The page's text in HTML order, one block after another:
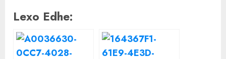
Lexo Edhe: